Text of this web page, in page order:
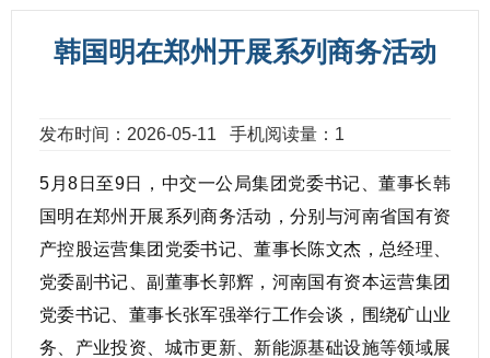
韩国明在郑州开展系列商务活动
发布时间：2026-05-11 手机阅读量：1
5月8日至9日，中交一公局集团党委书记、董事长韩
国明在郑州开展系列商务活动，分别与河南省国有资
产控股运营集团党委书记、董事长陈文杰，总经理、
党委副书记、副董事长郭辉，河南国有资本运营集团
党委书记、董事长张军强举行工作会谈，围绕矿山业
务、产业投资、城市更新、新能源基础设施等领域展